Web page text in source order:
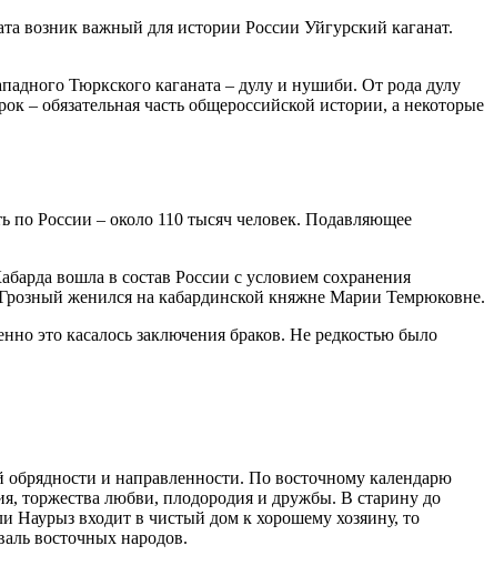
возник важный для истории России Уйгурский каганат.
Тюркского каганата – дулу и нушиби. От рода дулу
обязательная часть общероссийской истории, а некоторые
России – около 110 тысяч человек. Подавляющее
вошла в состав России с условием сохранения
женился на кабардинской княжне Марии Темрюковне.
это касалось заключения браков. Не редкостью было
и направленности. По восточному календарю
торжества любви, плодородия и дружбы. В старину до
Наурыз входит в чистый дом к хорошему хозяину, то
восточных народов.